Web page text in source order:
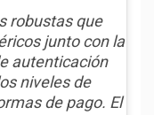
robustas que
junto con la
autenticación
niveles de
de pago. El